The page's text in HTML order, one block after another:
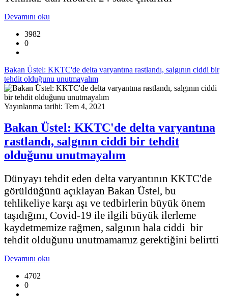
Devamını oku
3982
0
Bakan Üstel: KKTC'de delta varyantına rastlandı, salgının ciddi bir
tehdit olduğunu unutmayalım
Yayınlanma tarihi: Tem 4, 2021
Bakan Üstel: KKTC'de delta varyantına
rastlandı, salgının ciddi bir tehdit
olduğunu unutmayalım
Dünyayı tehdit eden delta varyantının KKTC'de
görüldüğünü açıklayan Bakan Üstel, bu
tehlikeliye karşı aşı ve tedbirlerin büyük önem
taşıdığını, Covid-19 ile ilgili büyük ilerleme
kaydetmemize rağmen, salgının hala ciddi bir
tehdit olduğunu unutmamamız gerektiğini belirtti
Devamını oku
4702
0